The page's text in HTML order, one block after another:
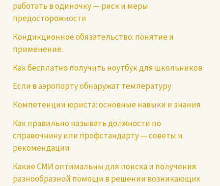
работать в одиночку — риск и меры
предосторожности
Кондикционное обязательство: понятие и
применение.
Как бесплатно получить ноутбук для школьников
Если в аэропорту обнаружат температуру
Компетенции юриста: основные навыки и знания
Как правильно называть должности по
справочнику или профстандарту — советы и
рекомендации
Какие СМИ оптимальны для поиска и получения
разнообразной помощи в решении возникающих